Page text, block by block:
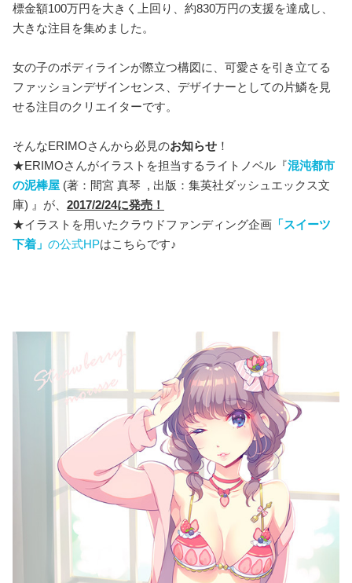
標金額100万円を大きく上回り、約830万円の支援を達成し、
大きな注目を集めました。
女の子のボディラインが際立つ構図に、可愛さを引き立てる
ファッションデザインセンス、デザイナーとしての片鱗を見
せる注目のクリエイターです。
そんなERIMOさんから必見のお知らせ ！
★ERIMOさんがイラストを担当するライトノベル『混沌都市
の泥棒屋 (著：間宮 真琴 , 出版：集英社ダッシュエックス文
庫) 』が、 2017/2/24に発売！
★イラストを用いたクラウドファンディング企画 「スイーツ
下着」 の公式HPはこちらです♪